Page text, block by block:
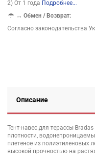
2) От 1 года Подробнее...
↔Обмен / Возврат:
Согласно законодательства
Описание
Тент-навес для терассы
плотности,
плетеное из полиэтиленовых
высокой прочностью на